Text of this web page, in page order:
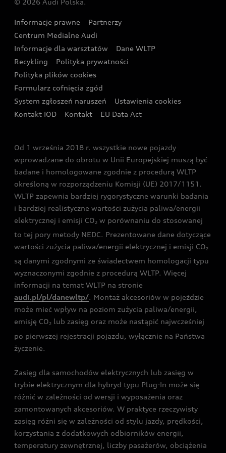
Wyszukaj najbliższego Partnera Audi
Oferta dla przedsiębiorców
Oferta dla klientów prywatnych
Kalkulator rat
Ubezpieczenie
Audi exclusive
Zasięg
Gwarancja
Akcje serwisowe Audi
Katalog online akcesoriów
Audi i Muzeum Sztuki Nowoczesnej w Warszawie
Audi driving experience
Audi quattro Cup
Audi i Puchar Świata w Skokach Narciarskich w
Zakopanem
© 2026 Audi Polska.
Informacje prawne
Partnerzy
Centrum Medialne Audi
Informacje dla warsztatów
Dane WLTP
Recykling
Polityka prywatności
Polityka plików cookies
Formularz cofnięcia zgód
System zgłoszeń naruszeń
Ustawienia cookies
Kontakt IOD
Kontakt EU Data Act
Od 1 września 2018 r. wszystkie nowe pojazdy
wprowadzane do obrotu w Unii Europejskiej muszą być
badane i homologowane zgodnie z procedurą WLTP
określoną w rozporządzeniu Komisji (UE) 2017/1151.
WLTP zapewnia bardziej rygorystyczne warunki badania
i bardziej realistyczne wartości zużycia paliwa/energii
elektrycznej i emisji CO2 w porównaniu do stosowanej
to tej pory metody NEDC. Prezentowane dane dotyczące
wartości zużycia paliwa/energii elektrycznej i emisji CO2
są danymi zgodnymi ze świadectwem homologacji typu
wyznaczonymi zgodnie z procedurą WLTP. Więcej
informacji na temat WLTP na stronie
audi.pl/pl/danewltp/. Montaż akcesoriów w pojeździe
może mieć wpływ na poziom zużycia paliwa/energii,
emisję CO2 lub zasięg oraz może nastąpić najwcześniej
po pierwszej rejestracji pojazdu, wyłącznie na Państwa
życzenie.
Zasięg dla samochodów elektrycznych lub zasięg w
trybie elektrycznym dla hybryd typu Plug-In może się
różnić w zależności od wersji i wyposażenia oraz
zamontowanych akcesoriów. W praktyce rzeczywisty
zasięg różni się w zależności od stylu jazdy, prędkości,
korzystania z dodatkowych odbiorników energii,
temperatury zewnętrznej, liczby pasażerów, obciążenia